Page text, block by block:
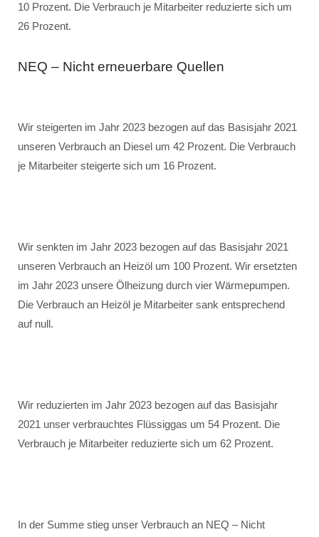
10 Prozent. Die Verbrauch je Mitarbeiter reduzierte sich um
26 Prozent.
NEQ – Nicht erneuerbare Quellen
Wir steigerten im Jahr 2023 bezogen auf das Basisjahr 2021
unseren Verbrauch an Diesel um 42 Prozent. Die Verbrauch
je Mitarbeiter steigerte sich um 16 Prozent.
Wir senkten im Jahr 2023 bezogen auf das Basisjahr 2021
unseren Verbrauch an Heizöl um 100 Prozent. Wir ersetzten
im Jahr 2023 unsere Ölheizung durch vier Wärmepumpen.
Die Verbrauch an Heizöl je Mitarbeiter sank entsprechend
auf null.
Wir reduzierten im Jahr 2023 bezogen auf das Basisjahr
2021 unser verbrauchtes Flüssiggas um 54 Prozent. Die
Verbrauch je Mitarbeiter reduzierte sich um 62 Prozent.
In der Summe stieg unser Verbrauch an NEQ – Nicht